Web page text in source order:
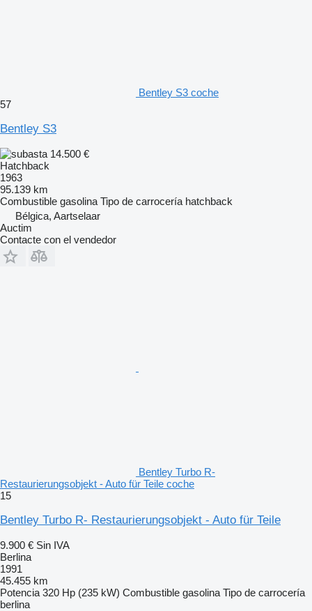
Bentley S3 coche
57
Bentley S3
14.500 €
Hatchback
1963
95.139 km
Combustible gasolina Tipo de carrocería hatchback
Bélgica, Aartselaar
Auctim
Contacte con el vendedor
Bentley Turbo R-
Restaurierungsobjekt - Auto für Teile coche
15
Bentley Turbo R- Restaurierungsobjekt - Auto für Teile
9.900 € Sin IVA
Berlina
1991
45.455 km
Potencia 320 Hp (235 kW) Combustible gasolina Tipo de carrocería
berlina